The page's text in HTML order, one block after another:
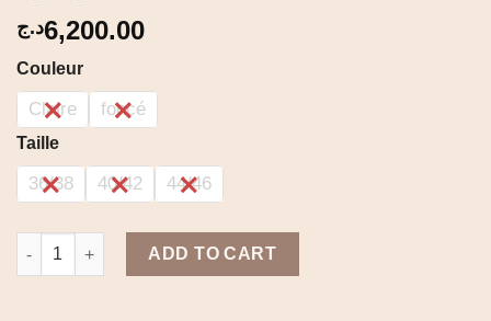
6,200.00د.ج
Couleur
Claire foncé
Taille
36/38 40/42 44/46
Ensemble jeans ( jupe+gilet) quantity
ADD TO CART